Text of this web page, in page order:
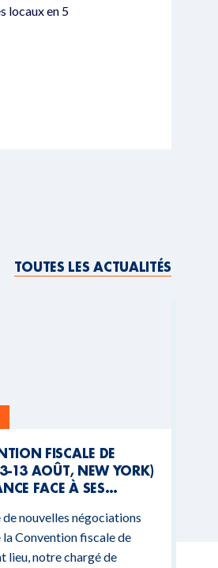
locaux en 5
TOUTES LES ACTUALITÉS
FISCALE DE
13 AOÛT, NEW YORK)
FACE À SES
nouvelles négociations
Convention fiscale de
lieu, notre chargé de